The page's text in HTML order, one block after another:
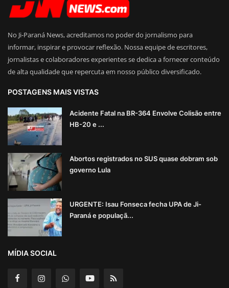
No Ji-Paraná News, acreditamos no poder do jornalismo para
informar, inspirar e provocar reflexão. Nossa equipe de escritores,
jornalistas e colaboradores experientes se dedica a fornecer conteúdo
de alta qualidade que repercuta em nosso público diversificado.
POSTAGENS MAIS VISTAS
Acidente Fatal na BR-364 Envolve Colisão entre
HB-20 e ...
Abortos registrados no SUS quase dobram sob
governo Lula
URGENTE: Isau Fonseca fecha UPA de Ji-
Paraná e populaçã...
MÍDIA SOCIAL